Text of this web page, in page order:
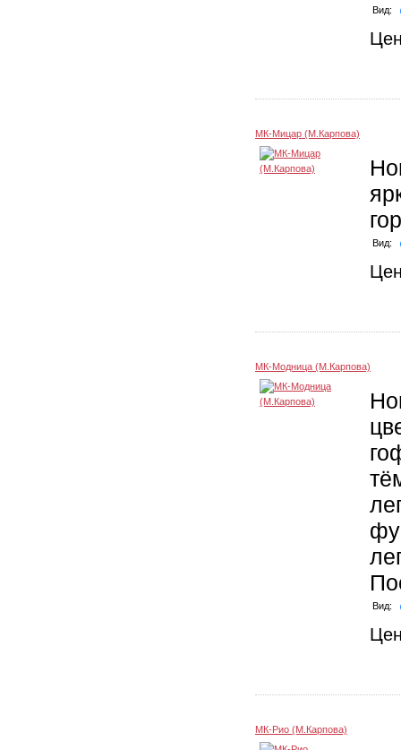
Вид:
МК-Мицар (М.Карпова)
Вид:
МК-Модница (М.Карпова)
Вид:
МК-Рио (М.Карпова)